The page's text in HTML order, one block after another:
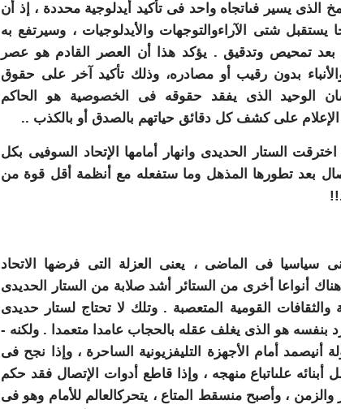
الذى يسير فىاتجاه واحد فى تأكيد أيدلوجية محددة ، إذ أن
يستقبل شتى الآراءوالتوجهات والأيدلوجيات ، وسيرتفع به
بعد تمحيص وتدقيق . يؤكد هذا أن العصر القادم هو عصر
بدون رقيب أو مصادره، وذلك تأكيد آخر على حقوق
الوحيد الذى يفقد حقوقه فى الخصوصية هو الحاكم
على كشف كل دقائق حياتهم بالصدق أو بالكذب ..
الستار الحديدى وانهار أمامها الإتحاد السوفيى بكل
بعد تطورها المذهل وما ستفعله مع أنظمة أقل قوة من
سياسيا فى الماضى ، يعنى العزلة التى فرضها الاتحاد
أنواعا أخرى من الستائر أشد صلابة من الستار الحديدى
والثقافات القومية المتعصبة . وتلك لا تحتاج لستار حديدى
بنفسه هو الذى يغلف عقله بالحجاب عامدا متعمدا . ولكنه -
أنيصمد أمام الأجهزة التليفزيونية الساحرة ، وإذا نجح فى
أبنائه علىاتباع منهجه ، وإذا قاطع أدوات الإتصال فقد حكم
، وأصبح منسقط المتاع ، يتحركالعالم للأمام وهو فى